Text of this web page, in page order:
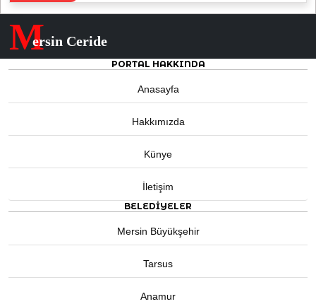
Mersin Ceride
PORTAL HAKKINDA
Anasayfa
Hakkımızda
Künye
İletişim
BELEDIYELER
Mersin Büyükşehir
Tarsus
Anamur